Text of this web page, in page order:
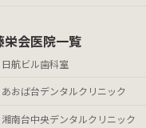
栄会医院一覧
日航ビル歯科室
あおば台デンタルクリニック
湘南台中央デンタルクリニック